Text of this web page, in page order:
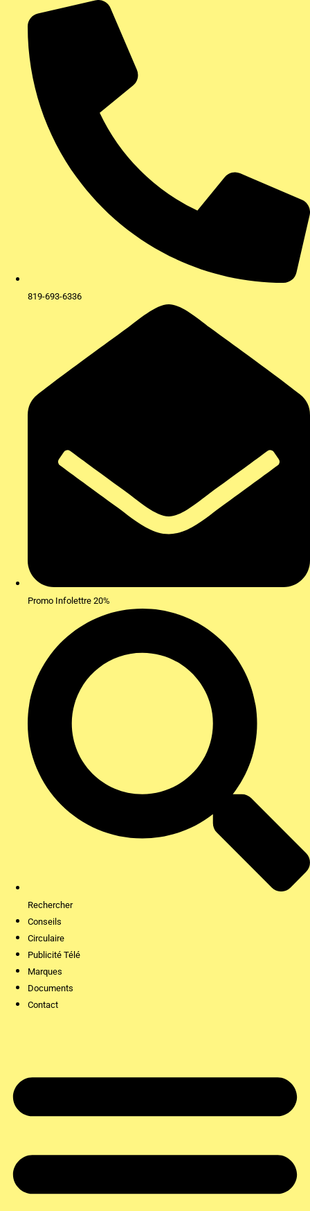
contenu
819-693-6336
Promo Infolettre 20%
Rechercher
Conseils
Circulaire
Publicité Télé
Marques
Documents
Contact